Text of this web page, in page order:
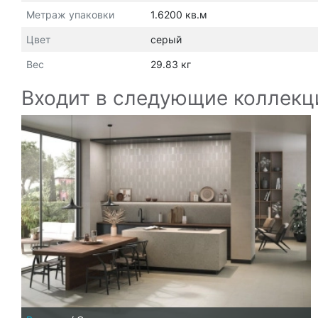
Метраж упаковки 1.6200 кв.м
Цвет серый
Вес 29.83 кг
Входит в следующие